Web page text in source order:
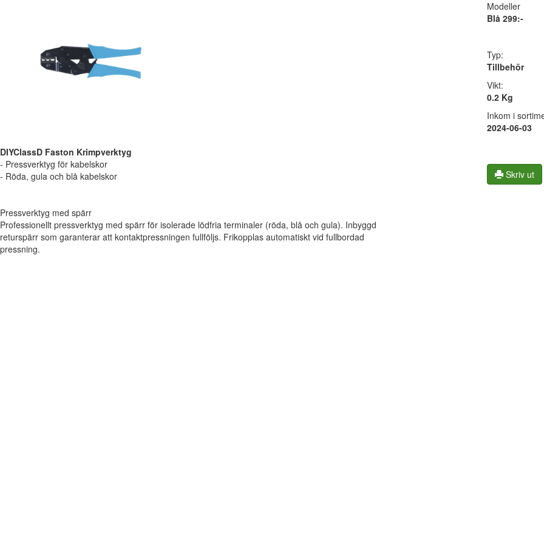
DIYClassD Faston Krimpverktyg
- Pressverktyg för kabelskor
- Röda, gula och blå kabelskor
Pressverktyg med spärr
Professionellt pressverktyg med spärr för isolerade lödfria terminaler (röda, blå och gula). Inbyggd
returspärr som garanterar att kontaktpressningen fullföljs. Frikopplas automatiskt vid fullbordad
pressning.
Modeller
Blå 299:-
Typ:
Tillbehör
Vikt:
0.2 Kg
Inkom i
2024-06-03
Skriv ut